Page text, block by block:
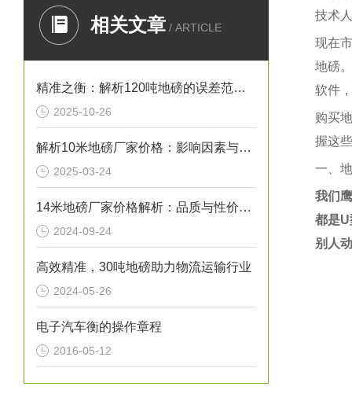
相关文章 / ARTICLE
精准之衡：解析120吨地磅的误差范围与管理实践
2025-10-26
解析10米地磅厂家价格：影响因素与市场行情
2025-03-24
14米地磅厂家价格解析：品质与性价比的考量
2024-09-24
高效精准，30吨地磅助力物流运输行业
2024-05-26
电子汽车衡的操作章程
2016-05-12
技术
现在
地磅
软件
购买
握这
一、
我们
都是U
别人